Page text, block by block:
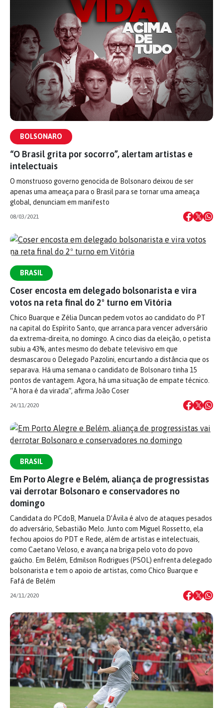
BOLSONARO
“O Brasil grita por socorro”, alertam artistas e
intelectuais
O monstruoso governo genocida de Bolsonaro deixou de ser
apenas uma ameaça para o Brasil para se tornar uma ameaça
global, denunciam em manifesto
08/03/2021
BRASIL
Coser encosta em delegado bolsonarista e vira
votos na reta final do 2º turno em Vitória
Chico Buarque e Zélia Duncan pedem votos ao candidato do PT
na capital do Espírito Santo, que arranca para vencer adversário
da extrema-direita, no domingo. A cinco dias da eleição, o petista
subiu a 43%, antes mesmo do debate televisivo em que
desmascarou o Delegado Pazolini, encurtando a distância que os
separava. Há uma semana o candidato de Bolsonaro tinha 15
pontos de vantagem. Agora, há uma situação de empate técnico.
“A hora é da virada”, afirma João Coser
24/11/2020
BRASIL
Em Porto Alegre e Belém, aliança de progressistas
vai derrotar Bolsonaro e conservadores no
domingo
Candidata do PCdoB, Manuela D’Ávila é alvo de ataques pesados
do adversário, Sebastião Melo. Junto com Miguel Rossetto, ela
fechou apoios do PDT e Rede, além de artistas e intelectuais,
como Caetano Veloso, e avança na briga pelo voto do povo
gaúcho. Em Belém, Edmilson Rodrigues (PSOL) enfrenta delegado
bolsonarista e tem o apoio de artistas, como Chico Buarque e
Fafá de Belém
24/11/2020